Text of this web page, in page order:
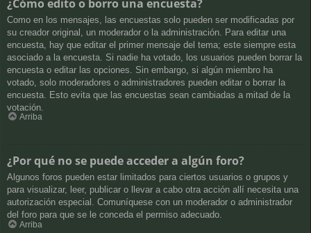
¿Cómo edito o borro una encuesta?
Como en los mensajes, las encuestas solo pueden ser modificadas por
su creador original, un moderador o la administración. Para editar una
encuesta, hay que editar el primer mensaje del tema; este siempre esta
asociado a la encuesta. Si nadie ha votado, los usuarios pueden borrar la
encuesta o editar las opciones. Sin embargo, si algún miembro ha
votado, solo moderadores o administradores pueden editar o borrar la
encuesta. Esto evita que las encuestas sean cambiadas a mitad de la
votación.
Arriba
¿Por qué no se puede acceder a algún foro?
Algunos foros pueden estar limitados para ciertos usuarios o grupos y
para visualizar, leer, publicar o llevar a cabo otra acción allí necesita una
autorización especial. Comuníquese con un moderador o administrador
del foro para que se le conceda el permiso adecuado.
Arriba